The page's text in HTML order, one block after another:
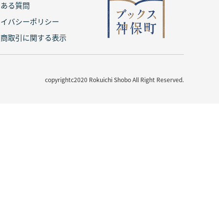
る質問
バシーポリシー
取引に関する表示
copyrightc2020 Rokuichi Shobo All Right Reserved.